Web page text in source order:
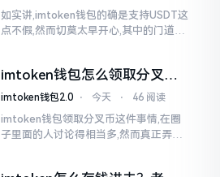
如实讲,imtoken钱包的确是支持USDT这
点不假,然而切莫太早开心,其中的门道是
费高得主子心疼
imtoken钱包怎么领取分叉
币？老手教你避坑
imtoken钱包2.0 ⋅ 今天 ⋅ 46 阅读
imtoken钱包领取分叉币这件事情,在圈
子里面的人讨论得相当多,然而真正弄明